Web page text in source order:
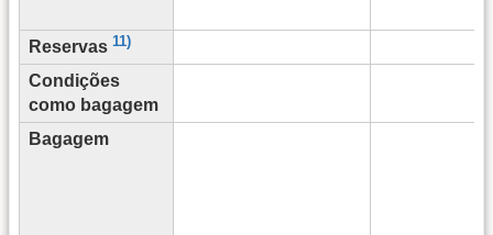
Reservas 11)
Condições
como bagagem
Bagagem